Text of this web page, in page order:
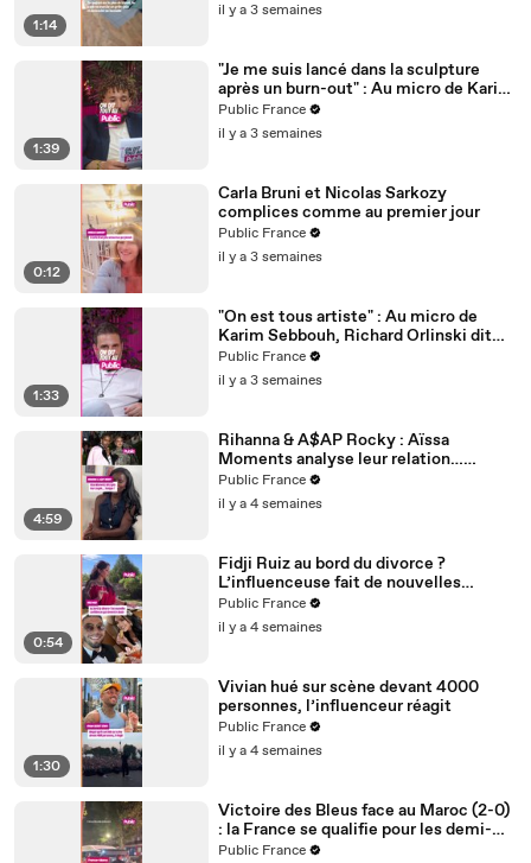
1:14
il y a 3 semaines
1:39
"Je me suis lancé dans la sculpture
après un burn-out" : Au micro de Karim
Sebbouh, Richard Orlinski dit tout au
Public
Public France
il y a 3 semaines
0:12
Carla Bruni et Nicolas Sarkozy
complices comme au premier jour
Public France
il y a 3 semaines
1:33
"On est tous artiste" : Au micro de
Karim Sebbouh, Richard Orlinski dit
tout au Public
Public France
il y a 3 semaines
4:59
Rihanna & A$AP Rocky : Aïssa
Moments analyse leur relation…
Couple toxique ? Rihanna serait-elle
malheureuse ?
Public France
il y a 4 semaines
0:54
Fidji Ruiz au bord du divorce ?
L’influenceuse fait de nouvelles
confidences
Public France
il y a 4 semaines
1:30
Vivian hué sur scène devant 4000
personnes, l’influenceur réagit
Public France
il y a 4 semaines
Victoire des Bleus face au Maroc (2-0)
: la France se qualifie pour les demi-
finales
Public France